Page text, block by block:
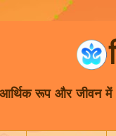
रूप और जीवन में